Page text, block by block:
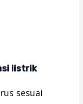
listrik
sesuai